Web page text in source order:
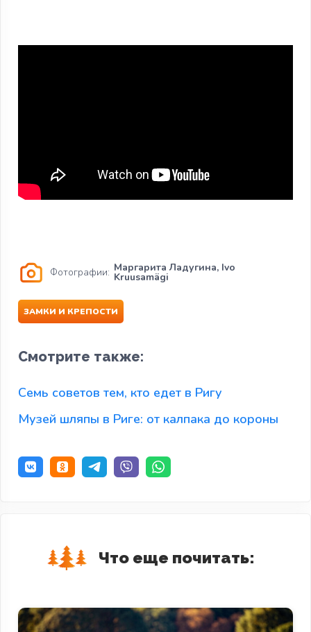
Фотографии: Маргарита Ладугина, Ivo
Kruusamägi
ЗАМКИ И КРЕПОСТИ
Смотрите также:
Семь советов тем, кто едет в Ригу
Музей шляпы в Риге: от калпака до короны
Что еще почитать: